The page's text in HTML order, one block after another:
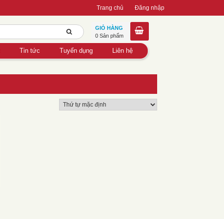
Trang chủ Đăng nhập
GIỎ HÀNG
0 Sản phẩm
Tin tức Tuyển dụng Liên hệ